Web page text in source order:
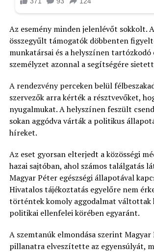
Az esemény minden jelenlévőt sokkolt.
összegyűlt támogatók döbbenten
munkatársai és a helyszínen tartózkodó
személyzet azonnal a segítségére
A rendezvény perceken belül
szervezők arra kérték a résztvevőket,
nyugalmukat. A helyszínen feszült
sokan aggódva várták a politikus
híreket.
Az eset gyorsan elterjedt a közösségi
hazai sajtóban, ahol számos találgatás
Magyar Péter egészségi állapotával
Hivatalos tájékoztatás egyelőre nem
történtek komoly aggodalmat váltottak
politikai ellenfelei körében egyaránt.
A szemtanúk elmondása szerint Magyar
pillanatra elveszítette az egyensúlyát,